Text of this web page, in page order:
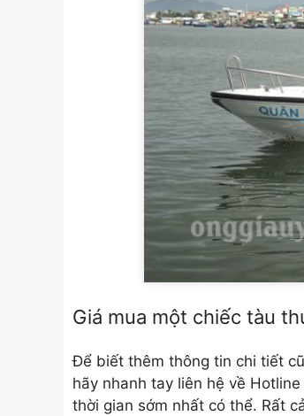
Giá mua một chiếc tàu
Để biết thêm thông tin chi tiết
hãy nhanh tay liên hệ về
thời gian sớm nhất có thể. Rất